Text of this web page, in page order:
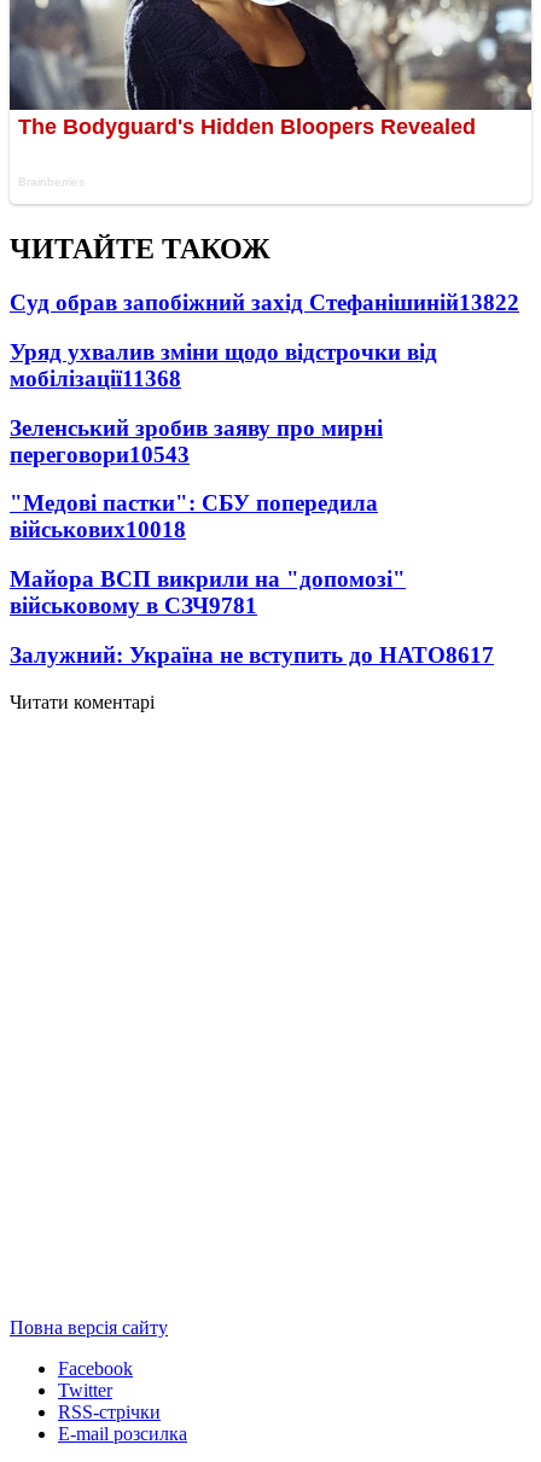
ЧИТАЙТЕ ТАКОЖ
Суд обрав запобіжний захід Стефанішиній13822
Уряд ухвалив зміни щодо відстрочки від
мобілізації11368
Зеленський зробив заяву про мирні
переговори10543
"Медові пастки": СБУ попередила
військових10018
Майора ВСП викрили на "допомозі"
військовому в СЗЧ9781
Залужний: Україна не вступить до НАТО8617
Читати коментарі
Повна версія сайту
Facebook
Twitter
RSS-стрічки
E-mail розсилка